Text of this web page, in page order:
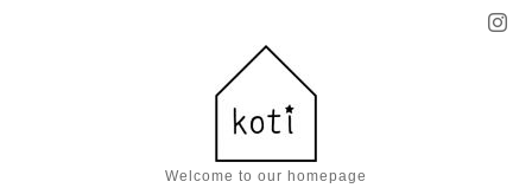
Welcome to our homepage